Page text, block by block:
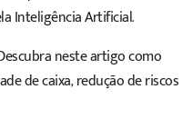
Inteligência Artificial.
neste artigo como
de caixa, redução de riscos